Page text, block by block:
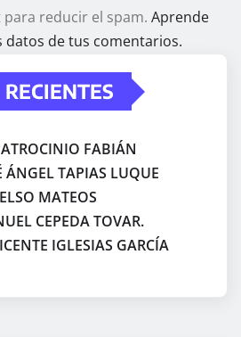
para reducir el spam. Aprende
datos de tus comentarios.
FABIÁN
ÁNGEL TAPIAS LUQUE
MATEOS
CEPEDA TOVAR.
IGLESIAS GARCÍA